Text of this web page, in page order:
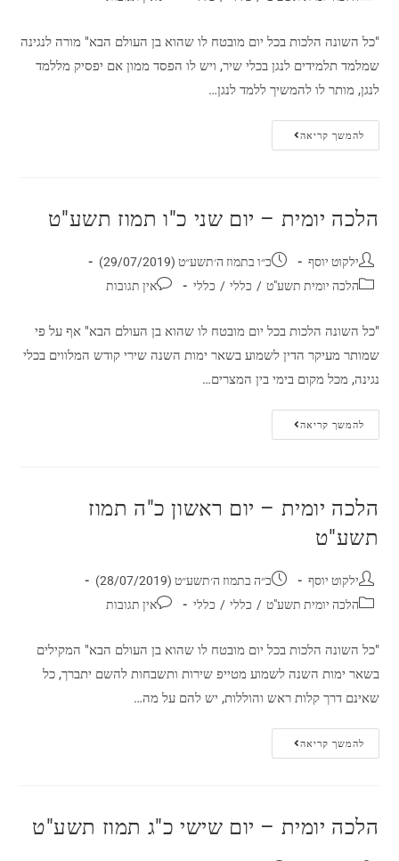
"כל השונה הלכות בכל יום מובטח לו שהוא בן העולם הבא" מורה לנגינה
שמלמד תלמידים לנגן בכלי שיר, ויש לו הפסד ממון אם יפסיק מללמד
לנגן, מותר לו להמשיך ללמד לנגן…
להמשך קריאה
הלכה יומית – יום שני כ"ו תמוז תשע"ט
ילקוט יוסף
כ״ו בתמוז ה׳תשע״ט (29/07/2019)
הלכה יומית תשע"ט / כללי / כללי אין תגובות
"כל השונה הלכות בכל יום מובטח לו שהוא בן העולם הבא" אף על פי
שמותר מעיקר הדין לשמוע בשאר ימות השנה שירי קודש המלווים בכלי
נגינה, מכל מקום בימי בין המצרים…
להמשך קריאה
הלכה יומית – יום ראשון כ"ה תמוז
תשע"ט
ילקוט יוסף
כ״ה בתמוז ה׳תשע״ט (28/07/2019)
הלכה יומית תשע"ט / כללי / כללי אין תגובות
"כל השונה הלכות בכל יום מובטח לו שהוא בן העולם הבא" המקילים
בשאר ימות השנה לשמוע מטייפ שירות ותשבחות להשם יתברך, כל
שאינם דרך קלות ראש והוללות, יש להם על מה…
להמשך קריאה
הלכה יומית – יום שישי כ"ג תמוז תשע"ט